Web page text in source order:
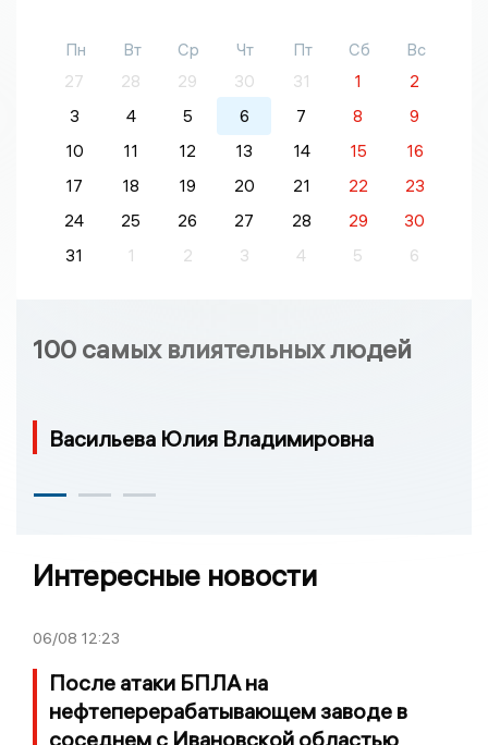
Пн Вт Ср Чт Пт Сб
Вс
27
28 29 30 31 1
2
3
4 5 6 7 8
9
10
11 12 13 14 15
16
17
18 19 20 21 22
23
24
25 26 27 28 29
30
31
1 2 3 4 5 6
100 самых влиятельных людей
Васильева Юлия Владимировна
Интересные новости
06/08 12:23
После атаки БПЛА на
нефтеперерабатывающем заводе в
соседнем с Ивановской областью